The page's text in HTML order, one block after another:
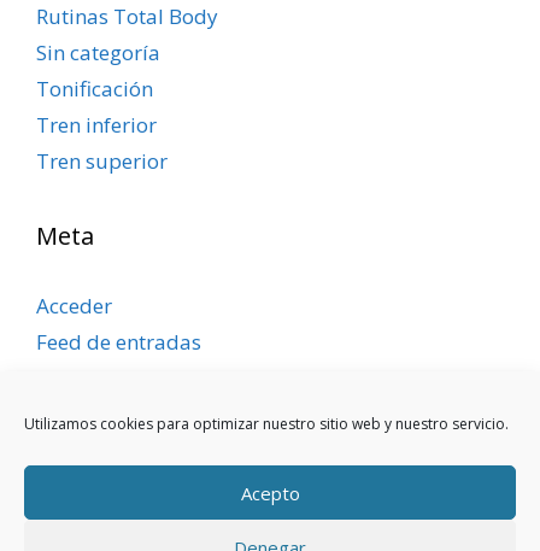
Utilizamos cookies para optimizar nuestro sitio web y nuestro servicio.
Acepto
Rutinas Total Body
Sin categoría
Tonificación
Tren inferior
Tren superior
Meta
Acceder
Feed de entradas
WordPress.org